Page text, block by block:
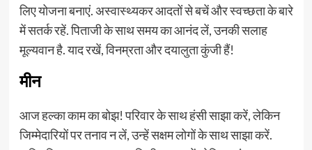
लिए योजना बनाएं. अस्वास्थ्यकर आदतों से बचें और स्वच्छता के बारे
में सतर्क रहें. पिताजी के साथ समय का आनंद लें, उनकी सलाह
मूल्यवान है. याद रखें, विनम्रता और दयालुता कुंजी हैं!
मीन
आज हल्का काम का बोझ! परिवार के साथ हंसी साझा करें, लेकिन
जिम्मेदारियों पर तनाव न लें, उन्हें सक्षम लोगों के साथ साझा करें.